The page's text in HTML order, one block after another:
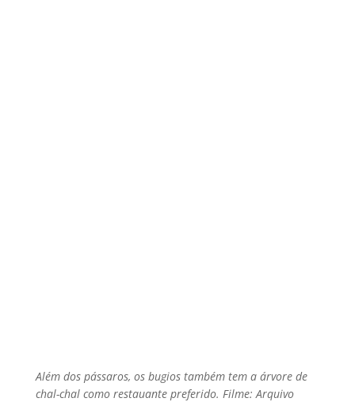
Além dos pássaros, os bugios também tem a árvore de
chal-chal como restauante preferido. Filme: Arquivo